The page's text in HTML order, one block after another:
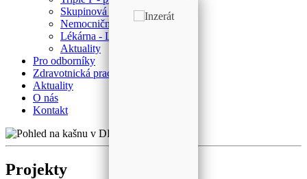
Skupinová psychoterapie
Nemocniční ombudsman
Lékárna - Laboratoř
Aktuality
Pro odborníky
Zdravotnická pracoviště
Aktuality
O nás
Kontakt
Projekty